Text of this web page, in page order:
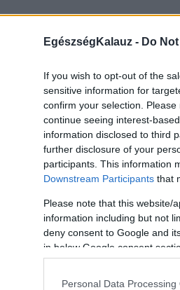
EgészségKalauz - Do
If you wish to opt-out of the
sensitive information for
confirm your selection.
continue seeing interest-
information disclosed to third
further disclosure of your
participants. This information
Downstream Participants that
Please note that this website/
information including but not
deny consent to Google and
in below Google consent
Personal Data Processing